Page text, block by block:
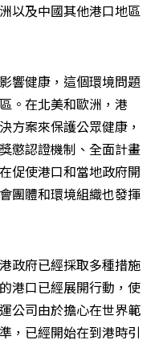
以及中國其他港口地區
響健康，這個環境問題
。在北美和歐洲，港
方案來保護公眾健康，
懲認證機制、全面計畫
促使港口和當地政府開
團體和環境組織也發揮
政府已經採取多種措施
港口已經展開行動，使
公司由於擔心在世界範
，已經開始在到港時引